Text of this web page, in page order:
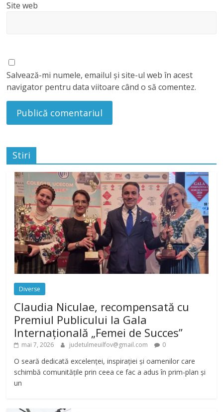
Site web
Salvează-mi numele, emailul și site-ul web în acest
navigator pentru data viitoare când o să comentez.
Stiri
Diverse
Claudia Niculae, recompensată cu
Premiul Publicului la Gala
Internațională „Femei de Succes”
mai 7, 2026 judetulmeuilfov@gmail.com 0
O seară dedicată excelenței, inspirației și oamenilor care
schimbă comunitățile prin ceea ce fac a adus în prim-plan și
un